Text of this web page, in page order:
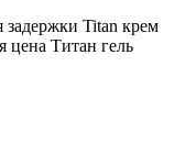
Titan крем
цена Титан гель